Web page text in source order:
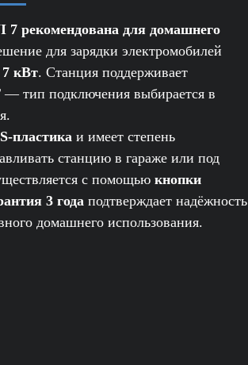
рекомендована для домашнего
для зарядки электромобилей
7 кВт. Станция поддерживает
— тип подключения выбирается в
пластика и имеет степень
станцию в гараже или под
с помощью кнопки
3 года подтверждает надёжность
домашнего использования.